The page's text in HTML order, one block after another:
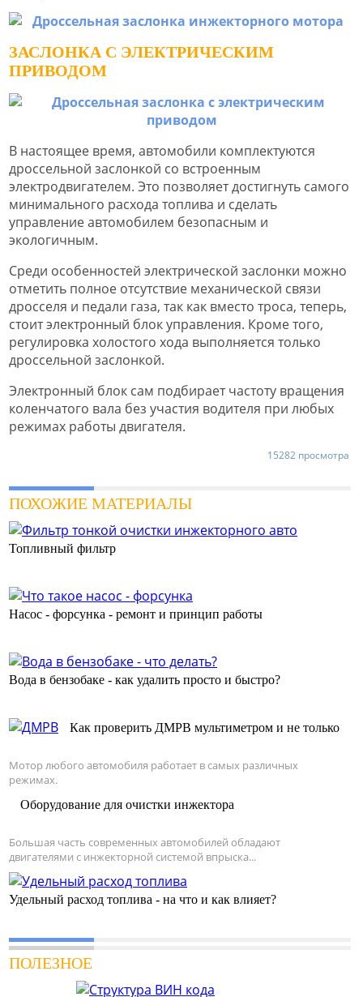
ЗАСЛОНКА С ЭЛЕКТРИЧЕСКИМ
ПРИВОДОМ
В настоящее время, автомобили комплектуются
дроссельной заслонкой со встроенным
электродвигателем. Это позволяет достигнуть самого
минимального расхода топлива и сделать
управление автомобилем безопасным и
экологичным.
Среди особенностей электрической заслонки можно
отметить полное отсутствие механической связи
дросселя и педали газа, так как вместо троса, теперь,
стоит электронный блок управления. Кроме того,
регулировка холостого хода выполняется только
дроссельной заслонкой.
Электронный блок сам подбирает частоту вращения
коленчатого вала без участия водителя при любых
режимах работы двигателя.
15282 просмотра
ПОХОЖИЕ МАТЕРИАЛЫ
Топливный фильтр
Насос - форсунка - ремонт и принцип работы
Вода в бензобаке - как удалить просто и быстро?
Как проверить ДМРВ мультиметром и не только
Мотор любого автомобиля работает в самых различных
режимах.
Оборудование для очистки инжектора
Большая часть современных автомобилей обладают
двигателями с инжекторной системой впрыска...
Удельный расход топлива - на что и как влияет?
ПОЛЕЗНОЕ